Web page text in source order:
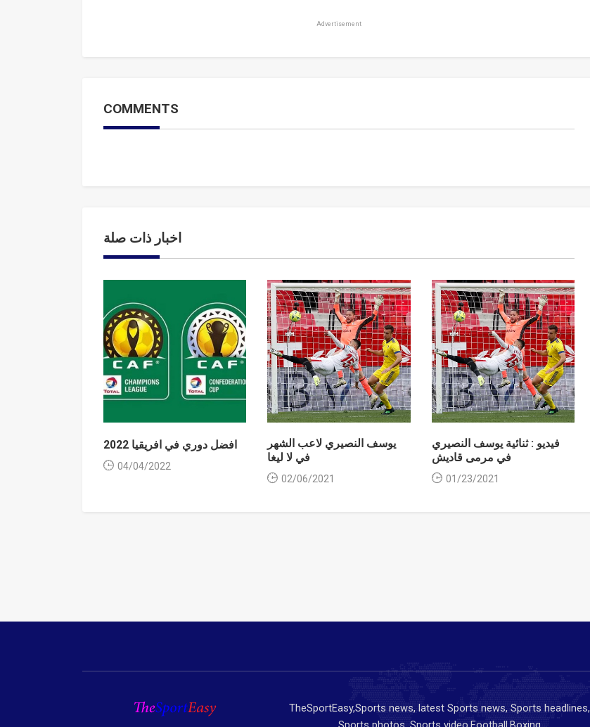
Advertisement
COMMENTS
اخبار ذات صلة
افضل دوري في افريقيا 2022
04/04/2022
يوسف النصيري لاعب الشهر
في لا ليغا
02/06/2021
فيديو : ثنائية يوسف النصيري
في مرمى قاديش
01/23/2021
TheSportEasy,Sports news, latest Sports news, Sports headlines,